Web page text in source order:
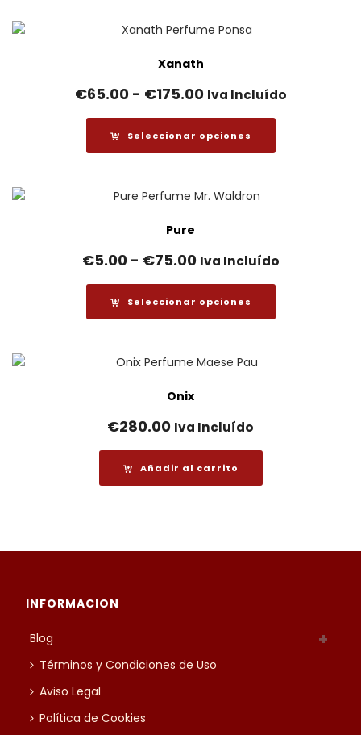
Xanath
€65.00 - €175.00Rango
de
precios:
desde
hasta
Iva Incluído
Seleccionar opciones
Pure
€5.00 - €75.00Rango
de
precios:
desde
hasta
Iva Incluído
Seleccionar opciones
Onix
€280.00 Iva Incluído
Añadir al carrito
INFORMACION
Blog
Términos y Condiciones de Uso
Aviso Legal
Política de Cookies